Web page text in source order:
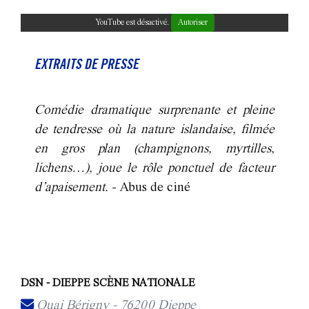
YouTube est désactivé. Autoriser
EXTRAITS DE PRESSE
Comédie dramatique surprenante et pleine
de tendresse où la nature islandaise, filmée
en gros plan (champignons, myrtilles,
lichens…), joue le rôle ponctuel de facteur
d’apaisement. - Abus de ciné
DSN - DIEPPE SCÈNE NATIONALE
Quai Bérigny - 76200 Dieppe